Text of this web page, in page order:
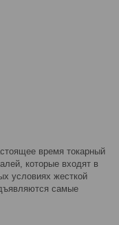
время токарный
которые входят в
условиях жесткой
самые